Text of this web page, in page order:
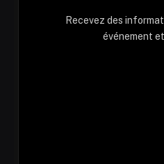
Recevez des
événement